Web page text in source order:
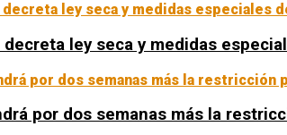
decreta ley seca y medidas
por dos semanas más la